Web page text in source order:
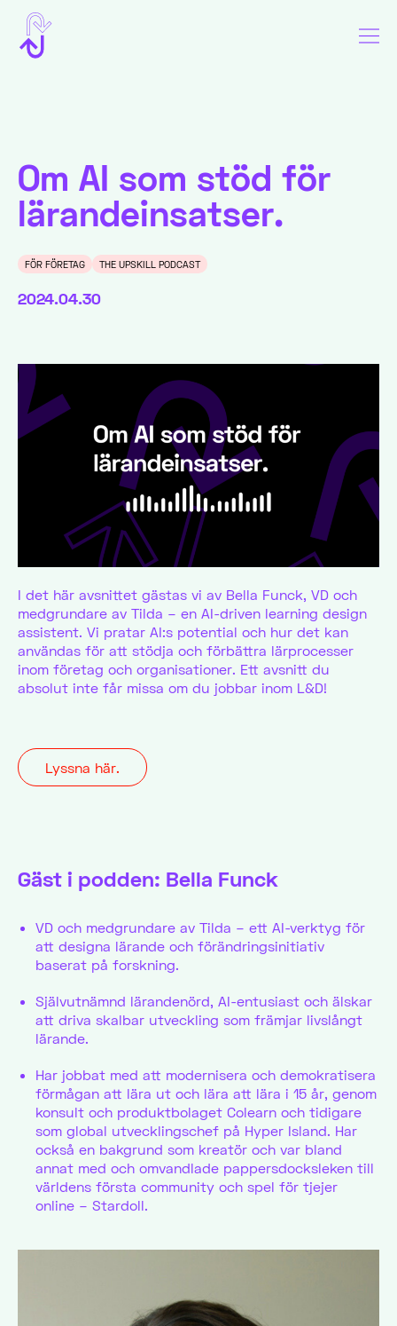
Om AI som stöd för
lärandeinsatser.
FÖR FÖRETAG THE UPSKILL PODCAST
2024.04.30
I det här avsnittet gästas vi av Bella Funck, VD och
medgrundare av Tilda – en AI-driven learning design
assistent. Vi pratar AI:s potential och hur det kan
användas för att stödja och förbättra lärprocesser
inom företag och organisationer. Ett avsnitt du
absolut inte får missa om du jobbar inom L&D!
Lyssna här.
Gäst i podden: Bella Funck
VD och medgrundare av Tilda – ett AI-verktyg för
att designa lärande och förändringsinitiativ
baserat på forskning.
Självutnämnd lärandenörd, AI-entusiast och älskar
att driva skalbar utveckling som främjar livslångt
lärande.
Har jobbat med att modernisera och demokratisera
förmågan att lära ut och lära att lära i 15 år, genom
konsult och produktbolaget Colearn och tidigare
som global utvecklingschef på Hyper Island. Har
också en bakgrund som kreatör och var bland
annat med och omvandlade pappersdocksleken till
världens första community och spel för tjejer
online – Stardoll.